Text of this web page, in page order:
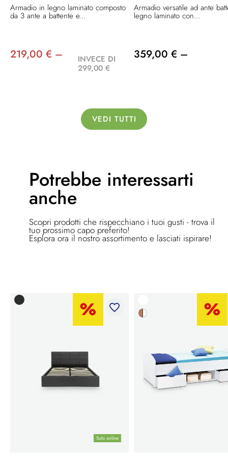
Armadio in legno laminato composto
da 3 ante a battente e...
219,00 € –
INVECE DI
299,00 €
Armadio versatile ad ante
legno laminato con...
359,00 € –
VEDI TUTTI
Potrebbe interessarti
anche
Scopri prodotti che rispecchiano i tuoi gusti - trova il
tuo prossimo capo preferito!
Esplora ora il nostro assortimento e lasciati ispirare!
Solo online
favorite_border